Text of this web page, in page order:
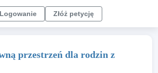
Logowanie Złóż petycję
przestrzeń dla rodzin z